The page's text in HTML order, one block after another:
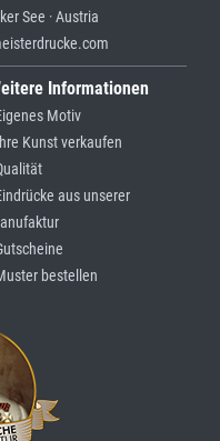
See · Austria
Informationen
Motiv
Kunst verkaufen
aus unserer
bestellen